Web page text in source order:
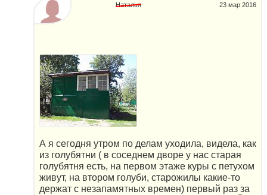
23 мар 2016
Наталья
А я сегодня утром по делам уходила, видела, как
из голубятни ( в соседнем дворе у нас старая
голубятня есть, на первом этаже куры с петухом
живут, на втором голуби, старожилы какие-то
держат с незапамятных времен) первый раз за